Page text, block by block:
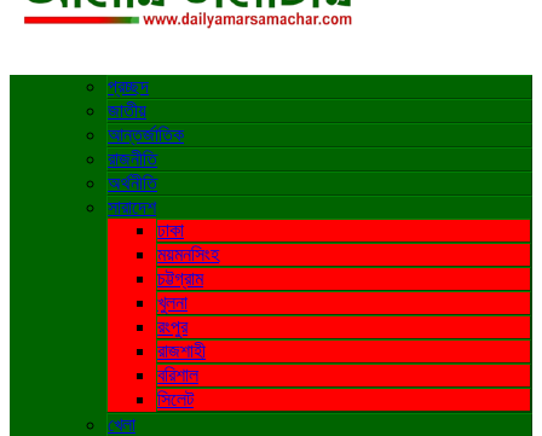
প্রচ্ছদ
জাতীয়
আন্তর্জাতিক
রাজনীতি
অর্থনীতি
সারাদেশ
ঢাকা
ময়মনসিংহ
চট্টগ্রাম
খুলনা
রংপুর
রাজশাহী
বরিশাল
সিলেট
খেলা